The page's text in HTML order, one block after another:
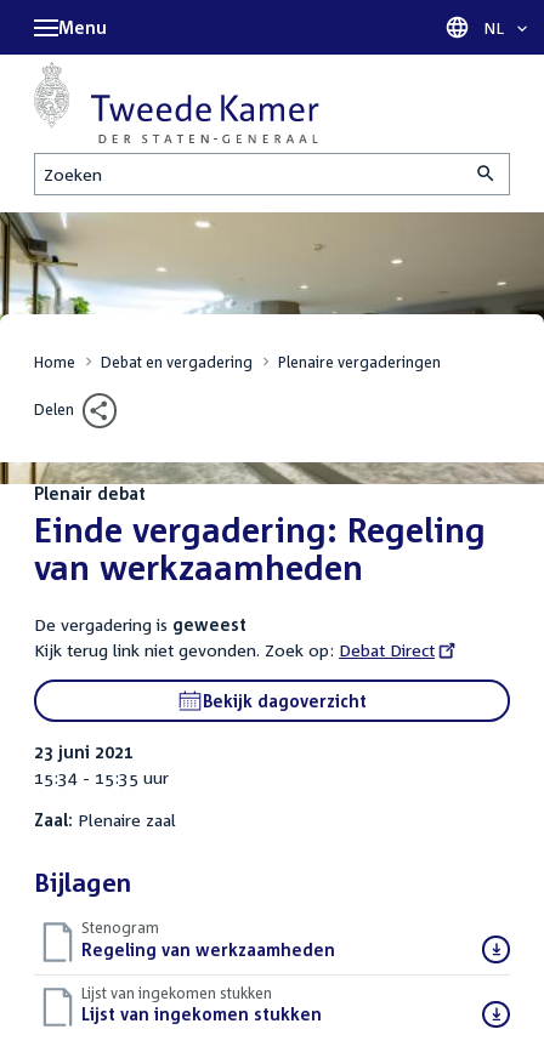
Zoeken
Menu Taal
NL
Home Debat en vergadering Plenaire vergaderingen
Delen
Plenair debat
:Einde vergadering: Regeling
van werkzaamheden
De vergadering is geweest
Kijk terug link niet gevonden. Zoek op: External
link:
Debat Direct
Bekijk dagoverzicht
23 juni 2021
15:34 - 15:35 uur
Zaal: Plenaire zaal
Bijlagen
Stenogram
Download
bestand:
Regeling van werkzaamheden
Lijst van ingekomen stukken
Download
Lijst van ingekomen stukken